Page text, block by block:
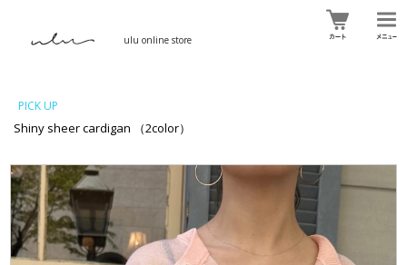
ulu online store
PICK UP
Shiny sheer cardigan （2color）